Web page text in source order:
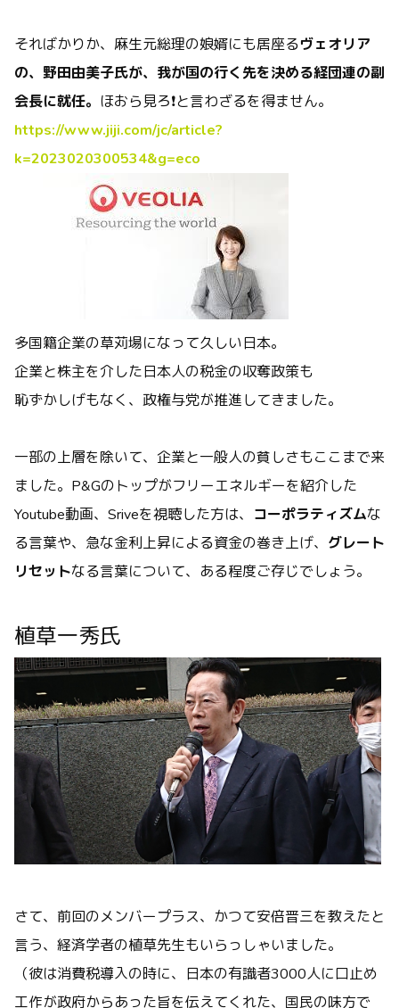
そればかりか、麻生元総理の娘婿にも居座るヴェオリア
の、野田由美子氏が、我が国の行く先を決める経団連の副
会長に就任。 ほおら見ろ❗と言わざるを得ません。
https://www.jiji.com/jc/article?
k=2023020300534&g=eco
多国籍企業の草苅場になって久しい日本。
企業と株主を介した日本人の税金の収奪政策も
恥ずかしげもなく、政権与党が推進してきました。
一部の上層を除いて、企業と一般人の貧しさもここまで来
ました。P&Gのトップがフリーエネルギーを紹介した
Youtube動画、Sriveを視聴した方は、 コーポラティズムな
る言葉や、急な金利上昇による資金の巻き上げ、 グレート
リセットなる言葉について、ある程度ご存じでしょう。
植草一秀氏
さて、前回のメンバープラス、かつて安倍晋三を教えたと
言う、経済学者の植草先生もいらっしゃいました。
（彼は消費税導入の時に、日本の有識者3000人に口止め
工作が政府からあった旨を伝えてくれた、国民の味方で